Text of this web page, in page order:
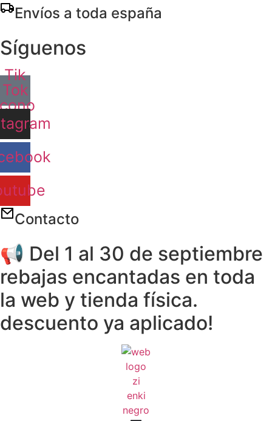
Ir
Envíos a toda españa
Síguenos
Tik
Tok
Contacto
📢 Del 1 al 30 de septiembre
rebajas encantadas en toda
la web y tienda física.
descuento ya aplicado!